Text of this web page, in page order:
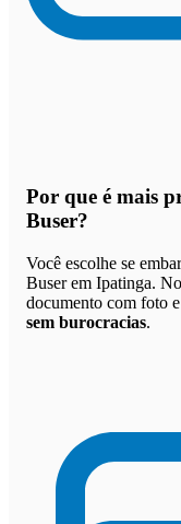
Por que é mais
Buser?
Você escolhe se
Buser em Ipatinga.
documento com foto
sem burocracias.